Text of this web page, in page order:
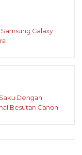
Galaxy
Dengan
Besutan Canon